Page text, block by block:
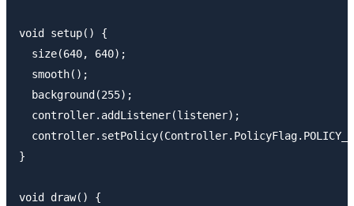
void setup() {
  size(640, 640);
  smooth();
  background(255);
  controller.addListener(listener);
}
void draw() {